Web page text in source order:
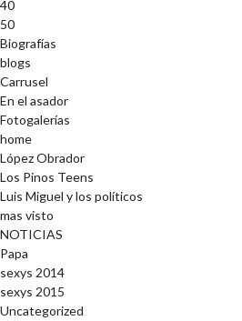
40
50
Biografías
blogs
Carrusel
En el asador
Fotogalerías
home
López Obrador
Los Pinos Teens
Luis Miguel y los políticos
mas visto
NOTICIAS
Papa
sexys 2014
sexys 2015
Uncategorized